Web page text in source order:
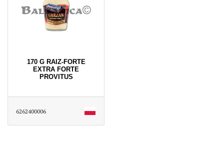
170 G RAIZ-FORTE
EXTRA FORTE
PROVITUS
6262400006